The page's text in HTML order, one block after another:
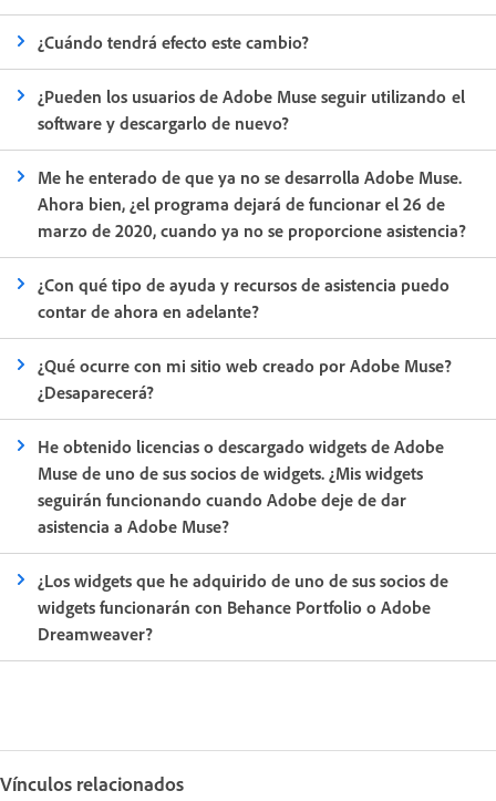
¿Cuándo tendrá efecto este cambio?
¿Pueden los usuarios de Adobe Muse seguir utilizando el
software y descargarlo de nuevo?
Me he enterado de que ya no se desarrolla Adobe Muse.
Ahora bien, ¿el programa dejará de funcionar el 26 de
marzo de 2020, cuando ya no se proporcione asistencia?
¿Con qué tipo de ayuda y recursos de asistencia puedo
contar de ahora en adelante?
¿Qué ocurre con mi sitio web creado por Adobe Muse?
¿Desaparecerá?
He obtenido licencias o descargado widgets de Adobe
Muse de uno de sus socios de widgets. ¿Mis widgets
seguirán funcionando cuando Adobe deje de dar
asistencia a Adobe Muse?
¿Los widgets que he adquirido de uno de sus socios de
widgets funcionarán con Behance Portfolio o Adobe
Dreamweaver?
Vínculos relacionados